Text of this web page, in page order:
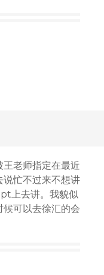
老师指定在最近
说忙不过来不想讲
上去讲。我貌似
可以去徐汇的会